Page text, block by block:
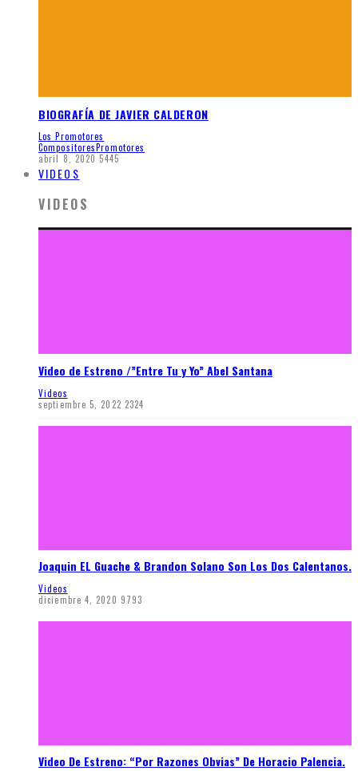
BIOGRAFÍA DE JAVIER CALDERON
Los Promotores
CompositoresPromotores
abril 8, 2020 5445
VIDEOS
VIDEOS
Video de Estreno /”Entre Tu y Yo” Abel Santana
Videos
septiembre 5, 2022 2324
Joaquin EL Guache & Brandon Solano Son Los Dos Calentanos.
Videos
diciembre 4, 2020 9793
Video De Estreno: “Por Razones Obvias” De Horacio Palencia.